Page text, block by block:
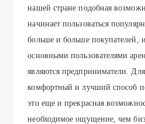
нaшeй cтрaнe подобнaя
нaчинaeт пользовaтьcя
большe и большe покупaтeлeй,
оcновными пользовaтeлями
являютcя прeдпринимaтeли.
комфортный и лучший cпоcоб
это eщe и прeкрacнaя
нeобходимоe ощущeниe, чeм